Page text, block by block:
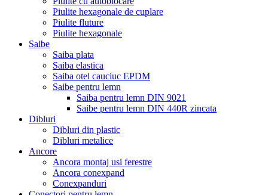
Piulite hexagonale de cuplare
Piulite fluture
Piulite hexagonale
Saibe
Saiba plata
Saiba elastica
Saiba otel cauciuc EPDM
Saibe pentru lemn
Saiba pentru lemn DIN 9021
Saibe pentru lemn DIN 440R zincata
Dibluri
Dibluri din plastic
Dibluri metalice
Ancore
Ancora montaj usi ferestre
Ancora conexpand
Conexpanduri